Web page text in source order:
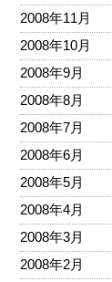
2008年11月
2008年10月
2008年9月
2008年8月
2008年7月
2008年6月
2008年5月
2008年4月
2008年3月
2008年2月